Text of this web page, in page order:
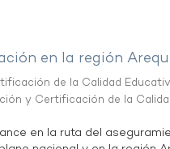
en la región
de la Calidad
y Certificación de la
en la ruta del